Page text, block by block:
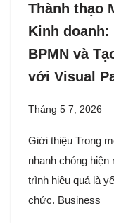
Thành thạo
Kinh doanh:
BPMN và
với Visual
Tháng 5 7, 2026
Giới thiệu Trong
nhanh chóng hiện
trình hiệu quả là
chức. Business